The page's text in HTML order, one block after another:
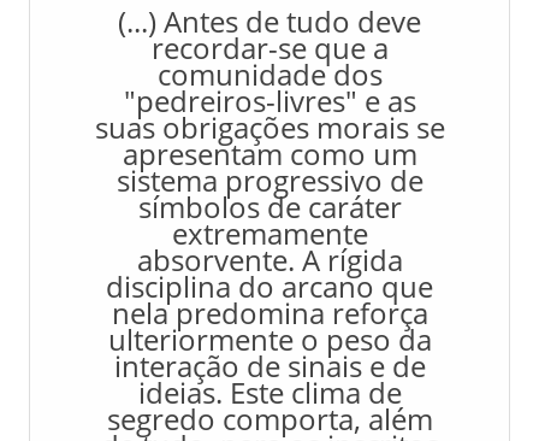
(...) Antes de tudo deve
recordar-se que a
comunidade dos
"pedreiros-livres" e as
suas obrigações morais se
apresentam como um
sistema progressivo de
símbolos de caráter
extremamente
absorvente. A rígida
disciplina do arcano que
nela predomina reforça
ulteriormente o peso da
interação de sinais e de
ideias. Este clima de
segredo comporta, além